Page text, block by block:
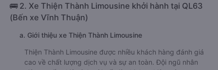
🚌 2. Xe Thiện Thành Limousine khởi hành tại QL63
(Bến xe Vĩnh Thuận)
a. Giới thiệu xe Thiện Thành Limousine
Thiện Thành Limousine được nhiều khách hàng đánh giá
cao về chất lượng dịch vụ và sự an toàn. Đội ngũ nhân